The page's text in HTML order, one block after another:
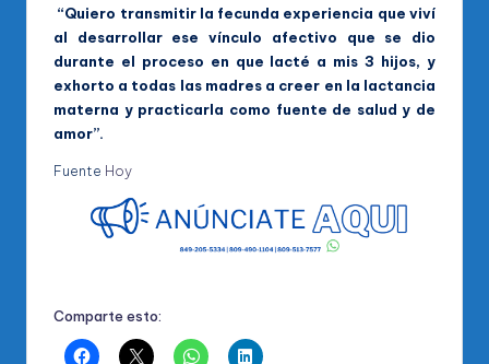
“Quiero transmitir la fecunda experiencia que viví
al desarrollar ese vínculo afectivo que se dio
durante el proceso en que lacté a mis 3 hijos, y
exhorto a todas las madres a creer en la lactancia
materna y practicarla como fuente de salud y de
amor”.
Fuente Hoy
Comparte esto: